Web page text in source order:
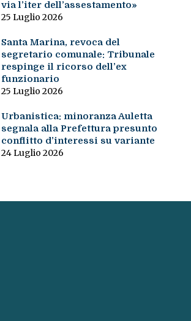
via l’iter dell’assestamento»
25 Luglio 2026
Santa Marina, revoca del
segretario comunale: Tribunale
respinge il ricorso dell’ex
funzionario
25 Luglio 2026
Urbanistica: minoranza Auletta
segnala alla Prefettura presunto
conflitto d’interessi su variante
24 Luglio 2026